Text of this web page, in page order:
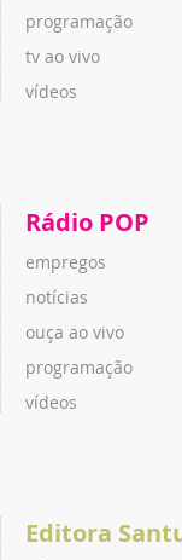
programação
tv ao vivo
vídeos
Rádio POP
empregos
notícias
ouça ao vivo
programação
vídeos
Editora